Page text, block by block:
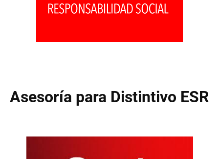
Asesoría para Distintivo ESR